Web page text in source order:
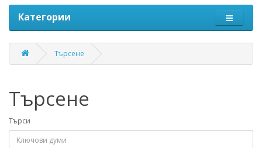
Категории
Търсене
Търсене
Търси